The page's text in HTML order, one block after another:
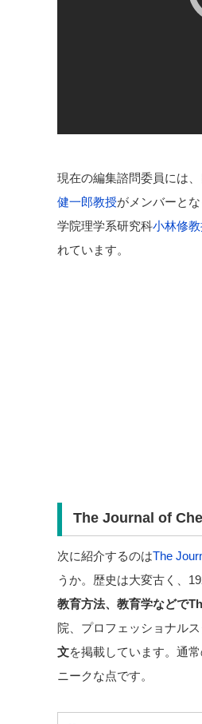
現在の編集諮問委員には
健一郎教授がメンバーと
学院理学系研究科小林修
れています。
The Journal of
次に紹介するのはThe
うか。歴史は大変古く、
教育方法、教育学などで
院、プロフェッショナル
文を掲載しています。通
ニークな点です。